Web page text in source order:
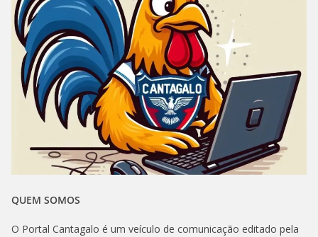
QUEM SOMOS
O Portal Cantagalo é um veículo de comunicação editado pela